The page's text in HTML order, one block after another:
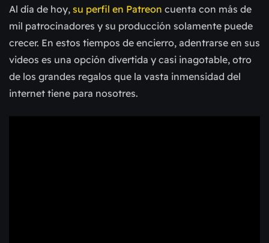
Al día de hoy, su perfil en Patreon cuenta con más de
mil patrocinadores y su producción solamente puede
crecer. En estos tiempos de encierro, adentrarse en sus
videos es una opción divertida y casi inagotable, otro
de los grandes regalos que la vasta inmensidad del
internet tiene para nosotres.